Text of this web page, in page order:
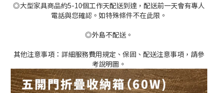
◎大型家具商品約5-10個工作天配送到達，配送前一天會有專人
電話與您確認。如特殊條件不在此限。
◎外島不配送。
其他注意事項：詳細服務費用規定、保固、配送注意事項，請參
考說明圖。